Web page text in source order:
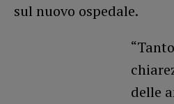
sul nuovo ospedale.
delle